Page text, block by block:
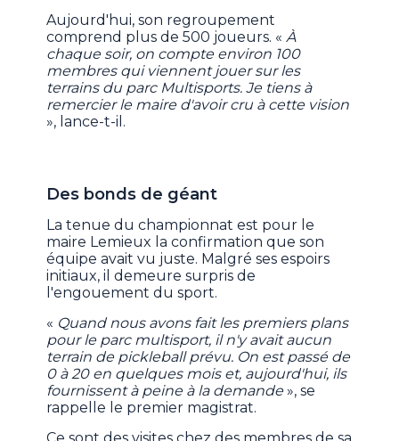
Aujourd'hui, son regroupement
comprend plus de 500 joueurs. «À
chaque soir, on compte environ 100
membres qui viennent jouer sur les
terrains du parc Multisports. Je tiens à
remercier le maire d'avoir cru à cette vision
», lance-t-il.
Des bonds de géant
La tenue du championnat est pour le
maire Lemieux la confirmation que son
équipe avait vu juste. Malgré ses espoirs
initiaux, il demeure surpris de
l'engouement du sport.
« Quand nous avons fait les premiers plans
pour le parc multisport, il n'y avait aucun
terrain de pickleball prévu. On est passé de
0 à 20 en quelques mois et, aujourd'hui, ils
fournissent à peine à la demande», se
rappelle le premier magistrat.